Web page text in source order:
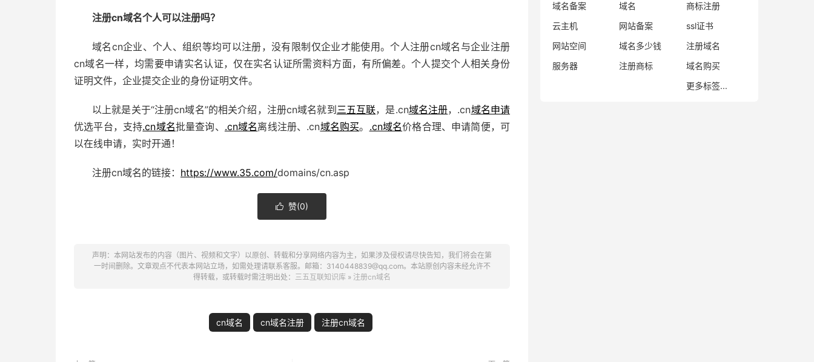
注册cn域名个人可以注册吗？
域名cn企业、个人、组织等均可以注册，没有限制仅企业才能使用。个人注册cn域名与企业注册
cn域名一样，均需要申请实名认证，仅在实名认证所需资料方面，有所偏差。个人提交个人相关身份
证明文件，企业提交企业的身份证明文件。
以上就是关于“注册cn域名”的相关介绍，注册cn域名就到 三五互联，是.cn域名注册，.cn域名申请
优选平台，支持.cn域名批量查询、 .cn域名离线注册、.cn域名购买。 .cn域名价格合理、申请简便，可
以在线申请，实时开通！
注册cn域名的链接： https://www.35.com/domains/cn.asp
 赞(0)
声明：本网站发布的内容（图片、视频和文字）以原创、转载和分享网络内容为主，如果涉及侵权请尽快告知，我们将会在第
一时间删除。文章观点不代表本网站立场，如需处理请联系客服。邮箱：3140448839@qq.com。本站原创内容未经允许不
得转载，或转载时需注明出处： 三五互联知识库 » 注册cn域名
cn域名 cn域名注册 注册cn域名
域名备案
域名
商标注册
云主机
网站备案
ssl证书
网站空间
域名多少钱
注册域名
服务器
注册商标
域名购买
更多标签...